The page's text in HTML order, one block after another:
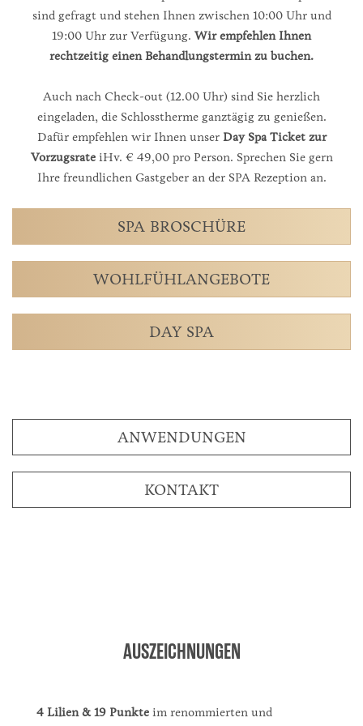
sind gefragt und stehen Ihnen zwischen 10:00 Uhr und
19:00 Uhr zur Verfügung. Wir empfehlen Ihnen
rechtzeitig einen Behandlungstermin zu buchen.
Auch nach Check-out (12.00 Uhr) sind Sie herzlich
eingeladen, die Schlosstherme ganztägig zu genießen.
Dafür empfehlen wir Ihnen unser Day Spa Ticket zur
VorzugsrateiHv. € 49,00 pro Person. Sprechen Sie gern
Ihre freundlichen Gastgeber an der SPA Rezeption an.
SPA BROSCHÜRE
WOHLFÜHLANGEBOTE
DAY SPA
ANWENDUNGEN
KONTAKT
AUSZEICHNUNGEN
4 Lilien & 19 Punkte im renommierten und